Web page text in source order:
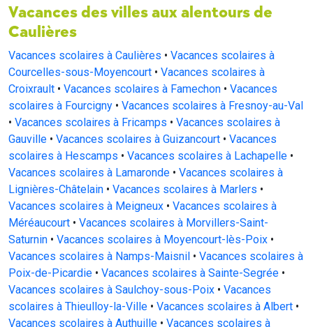
Vacances des villes aux alentours de
Caulières
Vacances scolaires à Caulières • Vacances scolaires à
Courcelles-sous-Moyencourt • Vacances scolaires à
Croixrault • Vacances scolaires à Famechon • Vacances
scolaires à Fourcigny • Vacances scolaires à Fresnoy-au-Val
• Vacances scolaires à Fricamps • Vacances scolaires à
Gauville • Vacances scolaires à Guizancourt • Vacances
scolaires à Hescamps • Vacances scolaires à Lachapelle •
Vacances scolaires à Lamaronde • Vacances scolaires à
Lignières-Châtelain • Vacances scolaires à Marlers •
Vacances scolaires à Meigneux • Vacances scolaires à
Méréaucourt • Vacances scolaires à Morvillers-Saint-
Saturnin • Vacances scolaires à Moyencourt-lès-Poix •
Vacances scolaires à Namps-Maisnil • Vacances scolaires à
Poix-de-Picardie • Vacances scolaires à Sainte-Segrée •
Vacances scolaires à Saulchoy-sous-Poix • Vacances
scolaires à Thieulloy-la-Ville • Vacances scolaires à Albert •
Vacances scolaires à Authuille • Vacances scolaires à